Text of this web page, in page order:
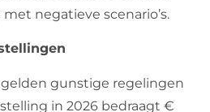
negatieve scenario’s.
gunstige regelingen
in 2026 bedraagt €